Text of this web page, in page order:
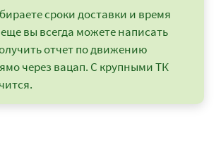
сроки доставки и время
вы всегда можете написать
отчет по движению
через вацап. С крупными ТК